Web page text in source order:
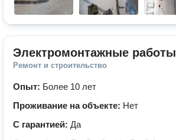
Электромонтажные работы
Ремонт и строительство
Опыт: Более 10 лет
Проживание на объекте: Нет
С гарантией: Да